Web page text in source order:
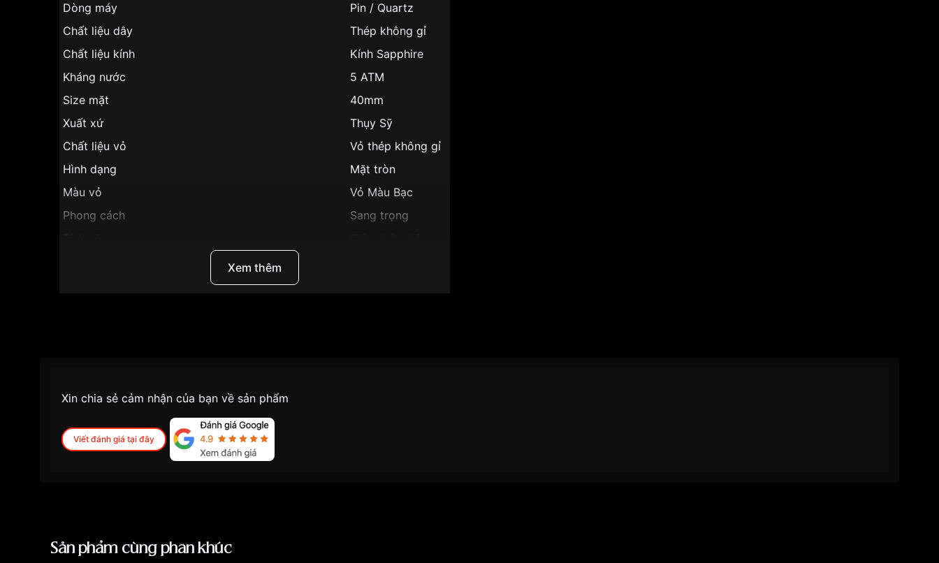
Dòng máy
Pin / Quartz
Chất liệu dây
Thép không gỉ
Chất liệu kính
Kính Sapphire
Kháng nước
5 ATM
Size mặt
40mm
Xuất xứ
Thụy Sỹ
Chất liệu vỏ
Vỏ thép không gỉ
Hình dạng
Mặt tròn
Màu vỏ
Vỏ Màu Bạc
Phong cách
Sang trọng
Xem thêm
Xin chia sẻ cảm nhận của bạn về sản phẩm
Viết đánh giá tại đây
Sản phẩm cùng phân khúc